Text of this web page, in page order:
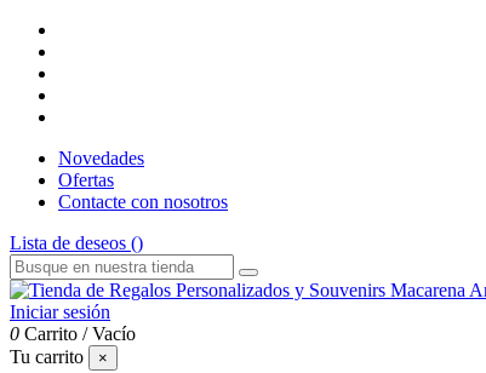
Novedades
Ofertas
Contacte con nosotros
Lista de deseos ()
Iniciar sesión
0 Carrito /Vacío
Tu carrito
×